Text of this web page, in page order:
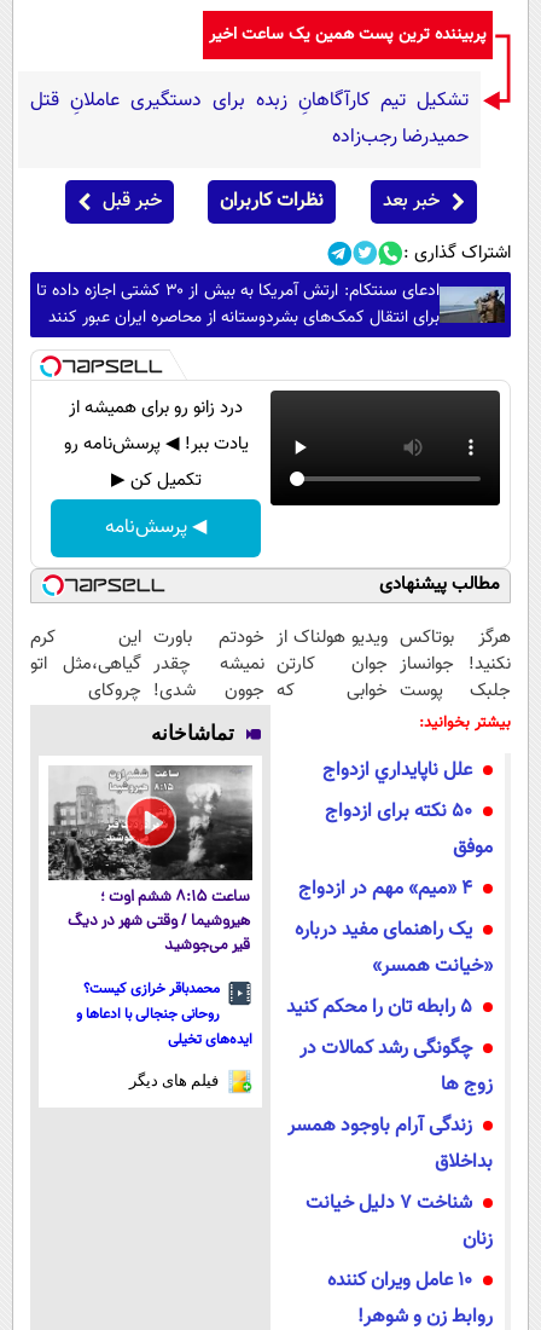
پربیننده ترین پست همین یک ساعت اخیر
تشکیل تیم کارآگاهانِ زبده برای دستگیری عاملانِ قتل
حمیدرضا رجب‌زاده
خبر بعد نظرات کاربران خبر قبل
اشتراک گذاری :
ادعای سنتکام: ارتش آمریکا به بیش از ۳۰ کشتی اجازه داده تا
برای انتقال کمک‌های بشردوستانه از محاصره ایران عبور کنند
درد زانو رو برای همیشه از
یادت ببر! ◀ پرسش‌نامه رو
تکمیل کن ▶
◀ پرسش‌نامه
مطالب پیشنهادی
هرگز بوتاکس
نکنید! جوانساز
جلبک پوست
شمارا ۱۰ سال
ویدیو هولناک از
جوان کارتن
خوابی که
خودتم باورت
نمیشه چقدر
جوون شدی!
خرید جوانساز
اسپیرولینا با
تخفیف ویژه
این کرم
گیاهی،مثل اتو
چروکای
بیشتر بخوانید:
علل ناپايداري ازدواج
50 نکته برای ازدواج
موفق
4 «میم» مهم در ازدواج
یک راهنمای مفید درباره
«خیانت همسر»
5 رابطه تان را محکم کنید
چگونگی رشد کمالات در
زوج ها
زندگی آرام باوجود همسر
بداخلاق
شناخت 7 دلیل خیانت
زنان
10 عامل ویران کننده
روابط زن و شوهر!
تماشاخانه
ساعت ۸:۱۵ ششم اوت ؛
هیروشیما / وقتی شهر در دیگ
قیر می‌جوشید
محمدباقر خرازی کیست؟
روحانی جنجالی با ادعاها و
ایده‌های تخیلی
فیلم های دیگر